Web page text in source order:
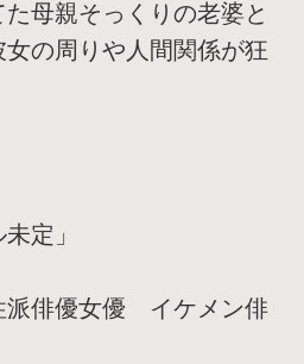
母親そっくりの老婆と
女の周りや人間関係が狂
定」
派俳優女優 イケメン俳